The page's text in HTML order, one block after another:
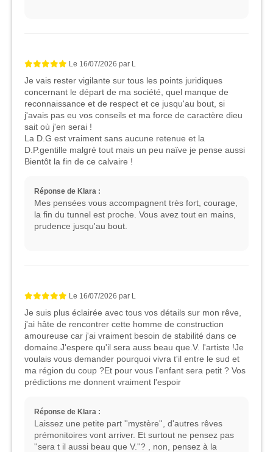
Le 16/07/2026 par L
Je vais rester vigilante sur tous les points juridiques
concernant le départ de ma société, quel manque de
reconnaissance et de respect et ce jusqu'au bout, si
j'avais pas eu vos conseils et ma force de caractère dieu
sait où j'en serai !
La D.G est vraiment sans aucune retenue et la
D.P.gentille malgré tout mais un peu naïve je pense aussi
Bientôt la fin de ce calvaire !
Réponse de Klara :
Mes pensées vous accompagnent très fort, courage,
la fin du tunnel est proche. Vous avez tout en mains,
prudence jusqu'au bout.
Le 16/07/2026 par L
Je suis plus éclairée avec tous vos détails sur mon rêve,
j'ai hâte de rencontrer cette homme de construction
amoureuse car j'ai vraiment besoin de stabilité dans ce
domaine.J'espere qu'il sera auss beau que.V. l'artiste !Je
voulais vous demander pourquoi vivra t'il entre le sud et
ma région du coup ?Et pour vous l'enfant sera petit ? Vos
prédictions me donnent vraiment l'espoir
Réponse de Klara :
Laissez une petite part ''mystère'', d'autres rêves
prémonitoires vont arriver. Et surtout ne pensez pas
''sera t il aussi beau que V.''? , non, pensez à la